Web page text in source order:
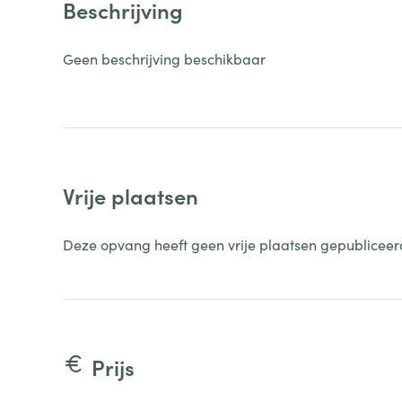
Beschrijving
Geen beschrijving beschikbaar
Vrije plaatsen
Deze opvang heeft geen vrije plaatsen
Prijs